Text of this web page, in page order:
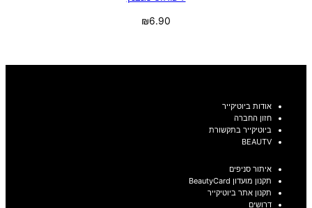
₪6.90
אודות ביוטיקייר
חזון החברה
ביוטיקייר בתקשורת
BEAUTV
איתור סניפים
תקנון מועדון BeautyCard
תקנון אתר ביוטיקייר
דרושים